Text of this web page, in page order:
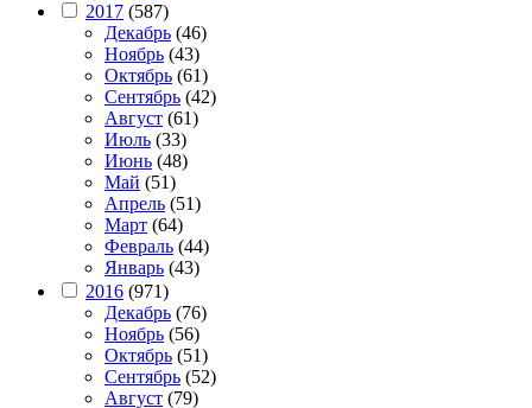
2017 (587)
Декабрь (46)
Ноябрь (43)
Октябрь (61)
Сентябрь (42)
Август (61)
Июль (33)
Июнь (48)
Май (51)
Апрель (51)
Март (64)
Февраль (44)
Январь (43)
2016 (971)
Декабрь (76)
Ноябрь (56)
Октябрь (51)
Сентябрь (52)
Август (79)